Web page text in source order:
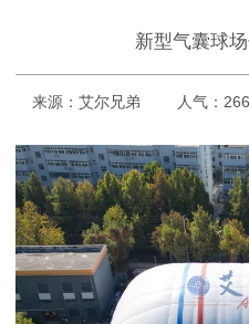
新型气囊球
来源：艾尔兄弟 人气：